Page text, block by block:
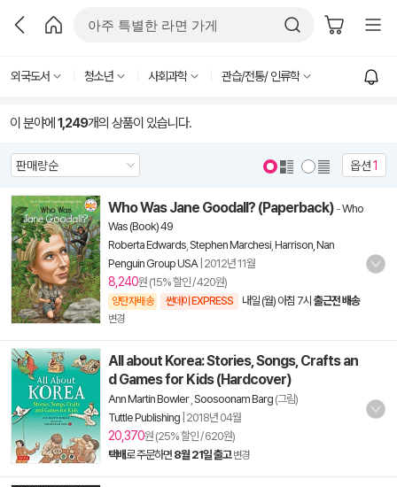
외국도서 청소년 사회과학 관습/전통/ 인류학
이 분야에 1,249개의 상품이 있습니다.
옵션1
Who Was Jane Goodall? (Paperback) -Who
Was (Book) 49
Roberta Edwards Stephen Marchesi Harrison, Nan
Penguin Group USA| 2012년 11월
8,240원 (15% 할인 / 420원)
양탄자배송 썬데이 EXPRESS 내일 (월) 아침 7시 출근전 배송
변경
All about Korea: Stories, Songs, Crafts an
d Games for Kids (Hardcover)
Ann Martin Bowler, Soosoonam Barg (그림)
Tuttle Publishing 2018년 04월
20,370원 (25% 할인 / 620원)
택배로 주문하면 8월 21일 출고 변경